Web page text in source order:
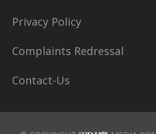
Privacy Policy
Complaints Redressal
Contact-Us